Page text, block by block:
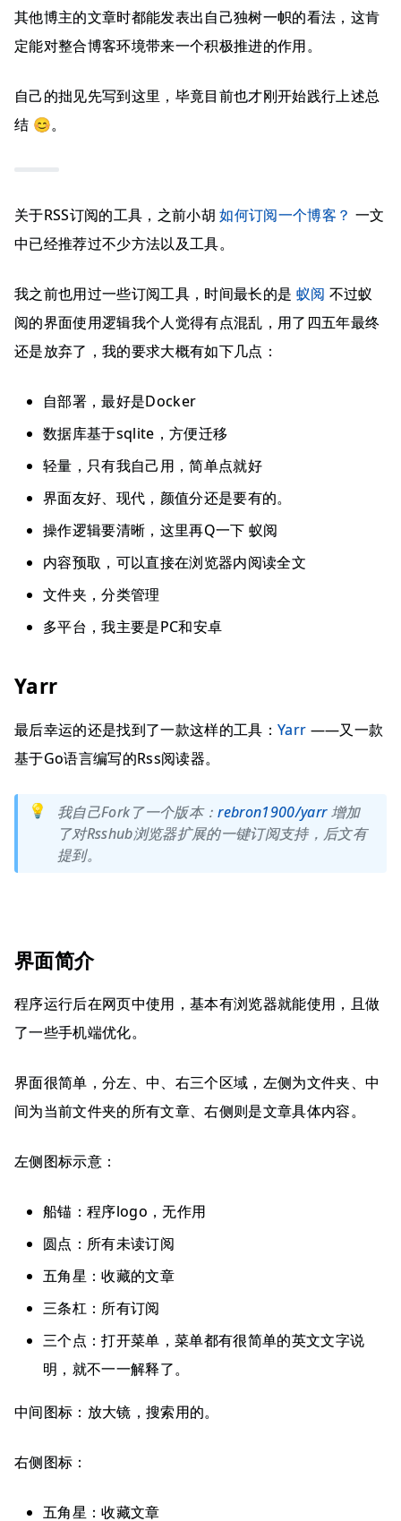
其他博主的文章时都能发表出自己独树一帜的看法，这肯
定能对整合博客环境带来一个积极推进的作用。
自己的拙见先写到这里，毕竟目前也才刚开始践行上述总
结 😊。
关于RSS订阅的工具，之前小胡如何订阅一个博客？ 一文
中已经推荐过不少方法以及工具。
我之前也用过一些订阅工具，时间最长的是 蚁阅 不过蚁
阅的界面使用逻辑我个人觉得有点混乱，用了四五年最终
还是放弃了，我的要求大概有如下几点：
自部署，最好是Docker
数据库基于sqlite，方便迁移
轻量，只有我自己用，简单点就好
界面友好、现代，颜值分还是要有的。
操作逻辑要清晰，这里再Q一下 蚁阅
内容预取，可以直接在浏览器内阅读全文
文件夹，分类管理
多平台，我主要是PC和安卓
Yarr
最后幸运的还是找到了一款这样的工具： Yarr ——又一款
基于Go语言编写的Rss阅读器。
💡 我自己Fork了一个版本：rebron1900/yarr增加
了对Rsshub浏览器扩展的一键订阅支持，后文有
提到。
界面简介
程序运行后在网页中使用，基本有浏览器就能使用，且做
了一些手机端优化。
界面很简单，分左、中、右三个区域，左侧为文件夹、中
间为当前文件夹的所有文章、右侧则是文章具体内容。
左侧图标示意：
船锚：程序logo，无作用
圆点：所有未读订阅
五角星：收藏的文章
三条杠：所有订阅
三个点：打开菜单，菜单都有很简单的英文文字说
明，就不一一解释了。
中间图标：放大镜，搜索用的。
右侧图标：
五角星：收藏文章